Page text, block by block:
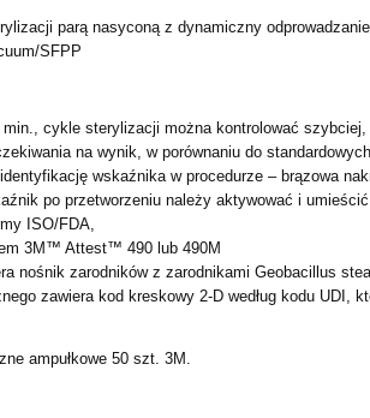
parą nasyconą z dynamiczny
SFPP
cykle sterylizacji można kontrolować
na wynik, w porównaniu do
wskaźnika w procedurze – brązowa
po przetworzeniu należy aktywować i
ISO/FDA,
3M™ Attest™ 490 lub 490M
nośnik zarodników z zarodnikami Geobacillus
zawiera kod kreskowy 2-D według kodu
ampułkowe 50 szt. 3M.